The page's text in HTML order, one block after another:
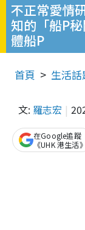
不正常愛情
知的「船P
體船P
首頁 生活話
文: 羅志宏
在Google追蹤
《UHK 港生活》